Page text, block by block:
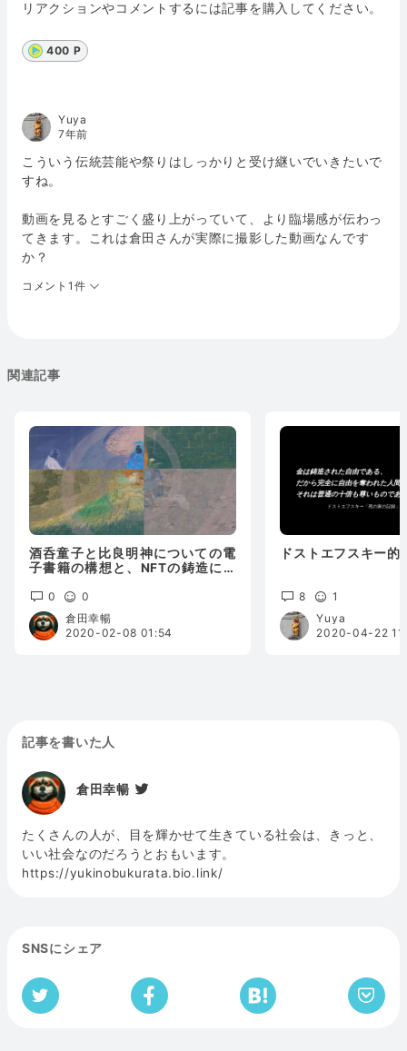
リアクションやコメントするには記事を購入してください。
400 P
Yuya
7年前
こういう伝統芸能や祭りはしっかりと受け継いでいきたいで
すね。
動画を見るとすごく盛り上がっていて、より臨場感が伝わっ
てきます。これは倉田さんが実際に撮影した動画なんです
か？
コメント1件
関連記事
酒呑童子と比良明神についての電
子書籍の構想と、NFTの鋳造につ
0
0
倉田幸暢
2020-02-08 01:54
ドストエフスキー的
8
1
Yuya
2020-04-22
記事を書いた人
倉田幸暢
たくさんの人が、目を輝かせて生きている社会は、きっと、
いい社会なのだろうとおもいます。
https://yukinobukurata.bio.link/
SNSにシェア